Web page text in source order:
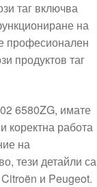
таг включва
на
професионален
продуктов таг
6580ZG, имате
коректна работа
на
тези детайли са
Citroën и Peugeot.